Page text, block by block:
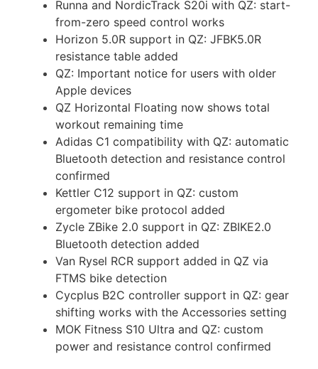
Runna and NordicTrack S20i with QZ: start-
from-zero speed control works
Horizon 5.0R support in QZ: JFBK5.0R
resistance table added
QZ: Important notice for users with older
Apple devices
QZ Horizontal Floating now shows total
workout remaining time
Adidas C1 compatibility with QZ: automatic
Bluetooth detection and resistance control
confirmed
Kettler C12 support in QZ: custom
ergometer bike protocol added
Zycle ZBike 2.0 support in QZ: ZBIKE2.0
Bluetooth detection added
Van Rysel RCR support added in QZ via
FTMS bike detection
Cycplus B2C controller support in QZ: gear
shifting works with the Accessories setting
MOK Fitness S10 Ultra and QZ: custom
power and resistance control confirmed